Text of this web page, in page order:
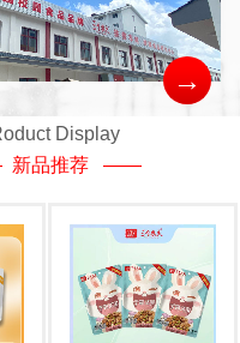
→
Display
品推荐 ——